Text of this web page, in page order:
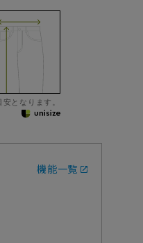
となります。
機能一覧